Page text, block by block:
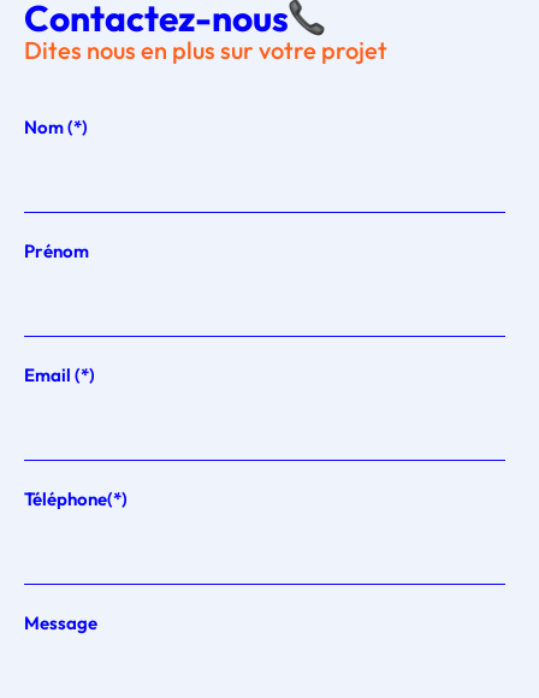
Contactez-nous
Dites nous en plus sur votre projet
Nom (*)
Prénom
Email (*)
Téléphone(*)
Message